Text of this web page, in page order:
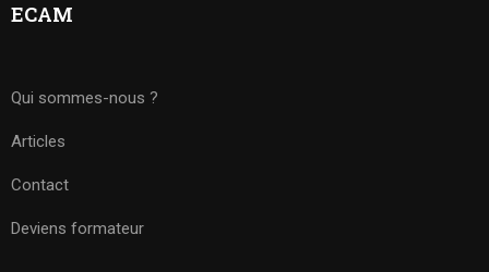
ECAM
Qui sommes-nous ?
Articles
Contact
Deviens formateur